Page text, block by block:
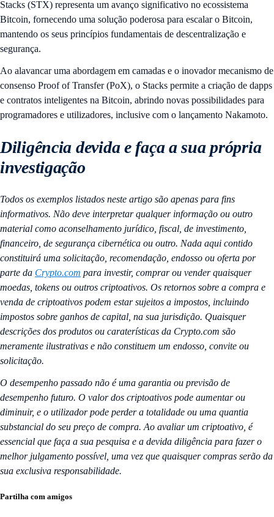
Stacks (STX) representa um avanço significativo no ecossistema
Bitcoin, fornecendo uma solução poderosa para escalar o Bitcoin,
mantendo os seus princípios fundamentais de descentralização e
segurança.
Ao alavancar uma abordagem em camadas e o inovador mecanismo de
consenso Proof of Transfer (PoX), o Stacks permite a criação de dapps
e contratos inteligentes na Bitcoin, abrindo novas possibilidades para
programadores e utilizadores, inclusive com o lançamento Nakamoto.
Diligência devida e faça a sua própria
investigação
Todos os exemplos listados neste artigo são apenas para fins
informativos. Não deve interpretar qualquer informação ou outro
material como aconselhamento jurídico, fiscal, de investimento,
financeiro, de segurança cibernética ou outro. Nada aqui contido
constituirá uma solicitação, recomendação, endosso ou oferta por
parte da Crypto.com para investir, comprar ou vender quaisquer
moedas, tokens ou outros criptoativos. Os retornos sobre a compra e
venda de criptoativos podem estar sujeitos a impostos, incluindo
impostos sobre ganhos de capital, na sua jurisdição. Quaisquer
descrições dos produtos ou caraterísticas da Crypto.com são
meramente ilustrativas e não constituem um endosso, convite ou
solicitação.
O desempenho passado não é uma garantia ou previsão de
desempenho futuro. O valor dos criptoativos pode aumentar ou
diminuir, e o utilizador pode perder a totalidade ou uma quantia
substancial do seu preço de compra. Ao avaliar um criptoativo, é
essencial que faça a sua pesquisa e a devida diligência para fazer o
melhor julgamento possível, uma vez que quaisquer compras serão da
sua exclusiva responsabilidade.
Partilha com amigos